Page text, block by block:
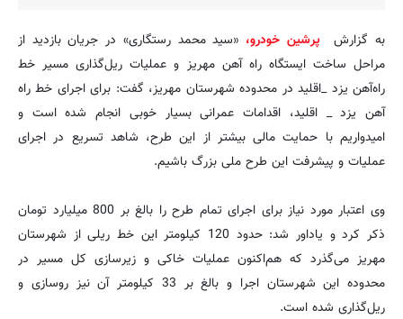
به گزارش پرشین خودرو، «سید محمد رستگاری» در جریان بازدید از
مراحل ساخت ایستگاه راه آهن مهریز و عملیات ریل‌گذاری مسیر خط
راه‌آهن یزد _اقلید در محدوده شهرستان مهریز، گفت: برای اجرای خط راه
آهن یزد _ اقلید، اقدامات عمرانی بسیار خوبی انجام شده است و
امیدواریم با حمایت مالی بیشتر از این طرح، شاهد تسریع در اجرای
عملیات و پیشرفت این طرح ملی بزرگ باشیم.
وی اعتبار مورد نیاز برای اجرای تمام طرح را بالغ بر 800 میلیارد تومان
ذکر کرد و یاداور شد: حدود 120 کیلومتر این خط ریلی از شهرستان
مهریز می‌گذرد که هم‌اکنون عملیات خاکی و زیرسازی کل مسیر در
محدوده این شهرستان اجرا و بالغ بر 33 کیلومتر آن نیز روسازی و
ریل‌گذاری شده است.